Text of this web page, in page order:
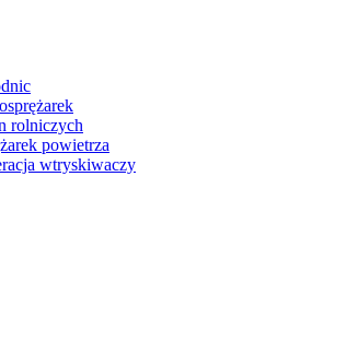
rolniczych
powietrza
wtryskiwaczy